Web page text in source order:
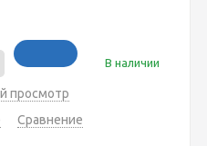
В наличии
просмотр
Сравнение